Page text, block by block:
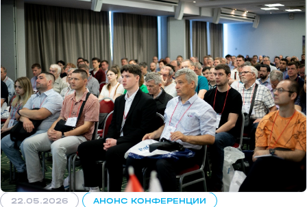
22.05.2026 АНОНС КОНФЕРЕНЦИИ